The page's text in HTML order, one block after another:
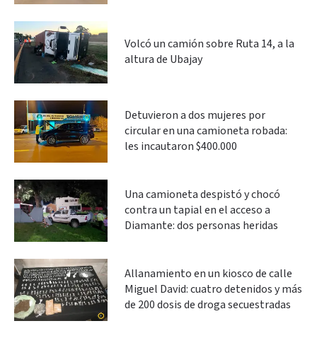
Volcó un camión sobre Ruta 14, a la
altura de Ubajay
Detuvieron a dos mujeres por
circular en una camioneta robada:
les incautaron $400.000
Una camioneta despistó y chocó
contra un tapial en el acceso a
Diamante: dos personas heridas
Allanamiento en un kiosco de calle
Miguel David: cuatro detenidos y más
de 200 dosis de droga secuestradas